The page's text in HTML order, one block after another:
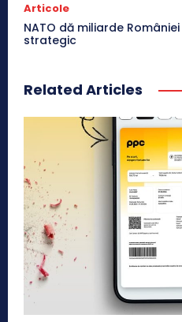
Articole
NATO dă miliarde
strategic
Related Articles